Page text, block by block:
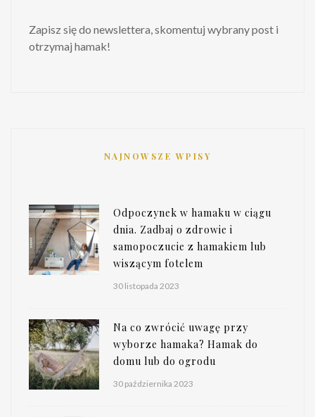
Zapisz się do newslettera, skomentuj wybrany post i
otrzymaj hamak!
NAJNOWSZE WPISY
Odpoczynek w hamaku w ciągu
dnia. Zadbaj o zdrowie i
samopoczucie z hamakiem lub
wiszącym fotelem
30 listopada 2023
Na co zwrócić uwagę przy
wyborze hamaka? Hamak do
domu lub do ogrodu
30 października 2023